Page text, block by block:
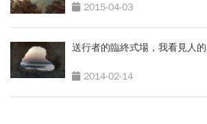
2015-04-03
送行者的臨終式場，我看見人的
2014-02-14